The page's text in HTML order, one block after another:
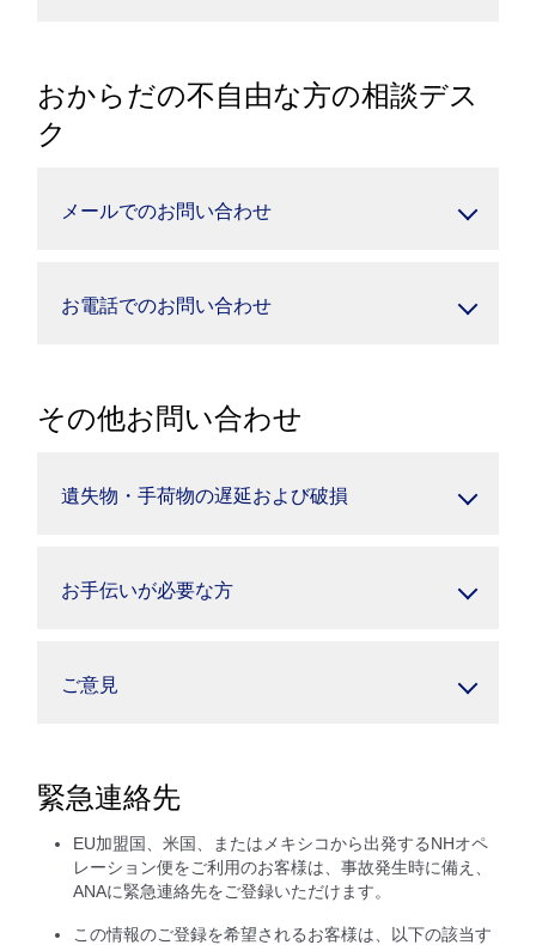
おからだの不自由な方の相談デス
ク
メールでのお問い合わせ
お電話でのお問い合わせ
その他お問い合わせ
遺失物・手荷物の遅延および破損
お手伝いが必要な方
ご意見
緊急連絡先
EU加盟国、米国、またはメキシコから出発するNHオペ
レーション便をご利用のお客様は、事故発生時に備え、
ANAに緊急連絡先をご登録いただけます。
この情報のご登録を希望されるお客様は、以下の該当す